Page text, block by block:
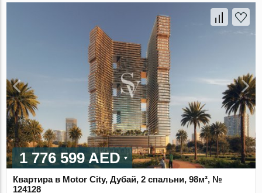
1 776 599 AED
Квартира в Motor City, Дубай, 2 спальни, 98м², №
124128